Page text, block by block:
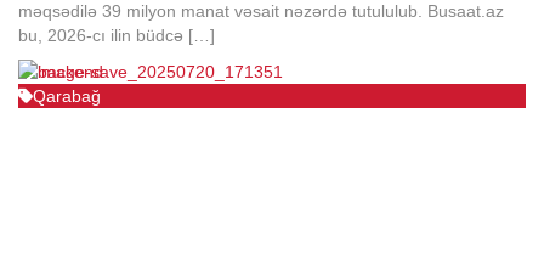
məqsədilə 39 milyon manat vəsait nəzərdə tutululub. Busaat.az
bu, 2026-cı ilin büdcə […]
Qarabağ